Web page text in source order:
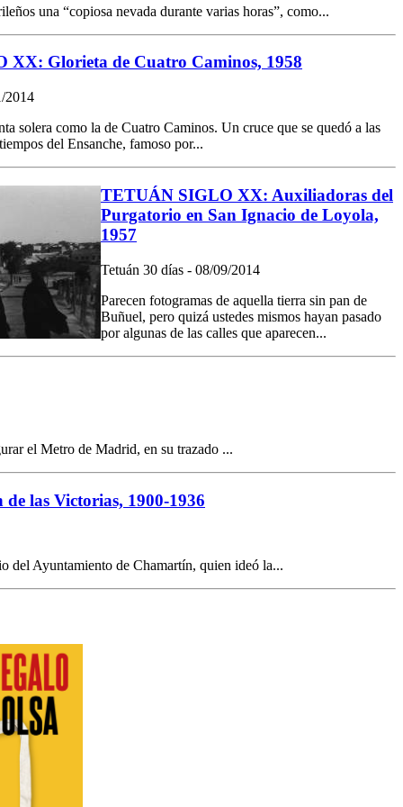
una “copiosa nevada durante varias horas”, como...
XX: Glorieta de Cuatro Caminos, 1958
2014
solera como la de Cuatro Caminos. Un cruce que se quedó a las
del Ensanche, famoso por...
TETUÁN SIGLO XX: Auxiliadoras del
Purgatorio en San Ignacio de Loyola,
1957
Tetuán 30 días - 08/09/2014
Parecen fotogramas de aquella tierra sin pan de
Buñuel, pero quizá ustedes mismos hayan pasado
por algunas de las calles que aparecen...
el Metro de Madrid, en su trazado ...
las Victorias, 1900-1936
del Ayuntamiento de Chamartín, quien ideó la...